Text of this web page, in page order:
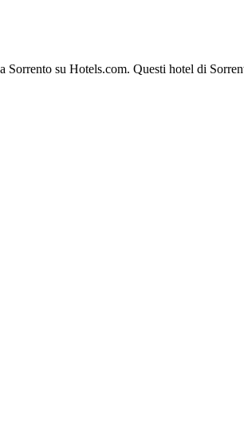
su Hotels.com. Questi hotel di